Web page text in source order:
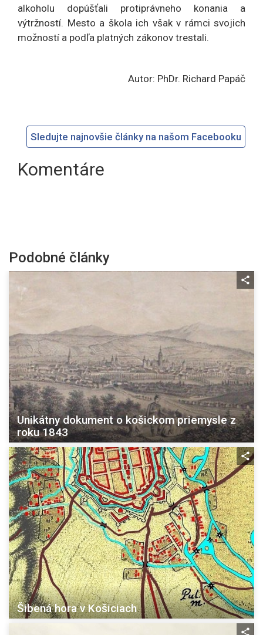
alkoholu dopúšťali protiprávneho konania a
výtržností. Mesto a škola ich však v rámci svojich
možností a podľa platných zákonov trestali.
Autor: PhDr. Richard Papáč
Sledujte najnovšie články na našom Facebooku
Komentáre
Podobné články
Unikátny dokument o košickom priemysle z
roku 1843
Šibená hora v Košiciach